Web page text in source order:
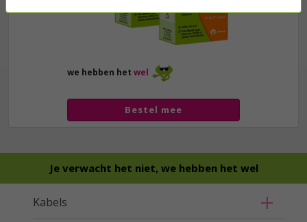
we hebben het wel
Bestel mee
Je verwacht het niet, we hebben het wel
Kabels